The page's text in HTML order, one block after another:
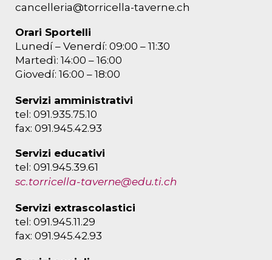
cancelleria@torricella-taverne.ch
Orari Sportelli
Lunedí – Venerdí: 09:00 – 11:30
Martedì: 14:00 – 16:00
Giovedí: 16:00 – 18:00
Servizi amministrativi
tel: 091.935.75.10
fax: 091.945.42.93
Servizi educativi
tel: 091.945.39.61
sc.torricella-taverne@edu.ti.ch
Servizi extrascolastici
tel: 091.945.11.29
fax: 091.945.42.93